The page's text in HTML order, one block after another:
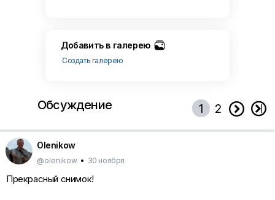
Добавить в галерею
Создать галерею
Обсуждение 1 2  
Olenikow
@olenikow • 30 ноября
Прекрасный снимок!